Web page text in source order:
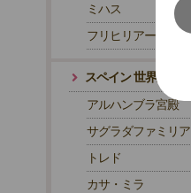
ミハス
フリヒリアーナ
スペイン 世界遺産
アルハンブラ宮殿
サグラダファミリア
トレド
カサ・ミラ